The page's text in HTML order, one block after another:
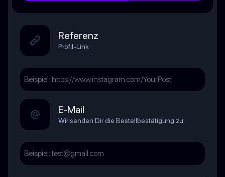
Referenz
Profil-Link
E-Mail
Wir senden Dir die Bestellbestätigung zu